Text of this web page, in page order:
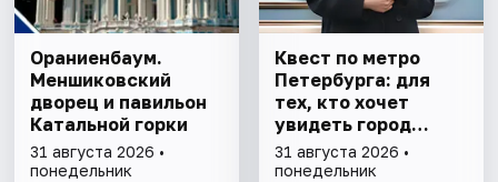
Ораниенбаум.
Меншиковский
дворец и павильон
Катальной горки
31 августа 2026 •
понедельник
Квест по метро
Петербурга: для
тех, кто хочет
увидеть город
иначе
31 августа 2026 •
понедельник